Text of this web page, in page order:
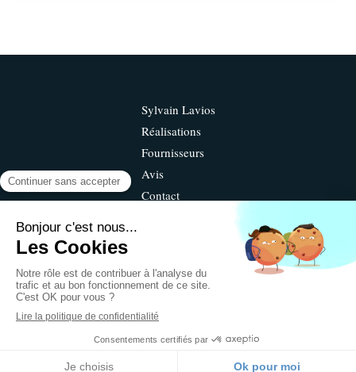
Sylvain Lavios
Réalisations
Fournisseurs
Avis
Contact
©2019 Sylvain Lavios - Terrassement
Mentions légales
Création et référencement du site par Simplébo
Ce site a été proposé par